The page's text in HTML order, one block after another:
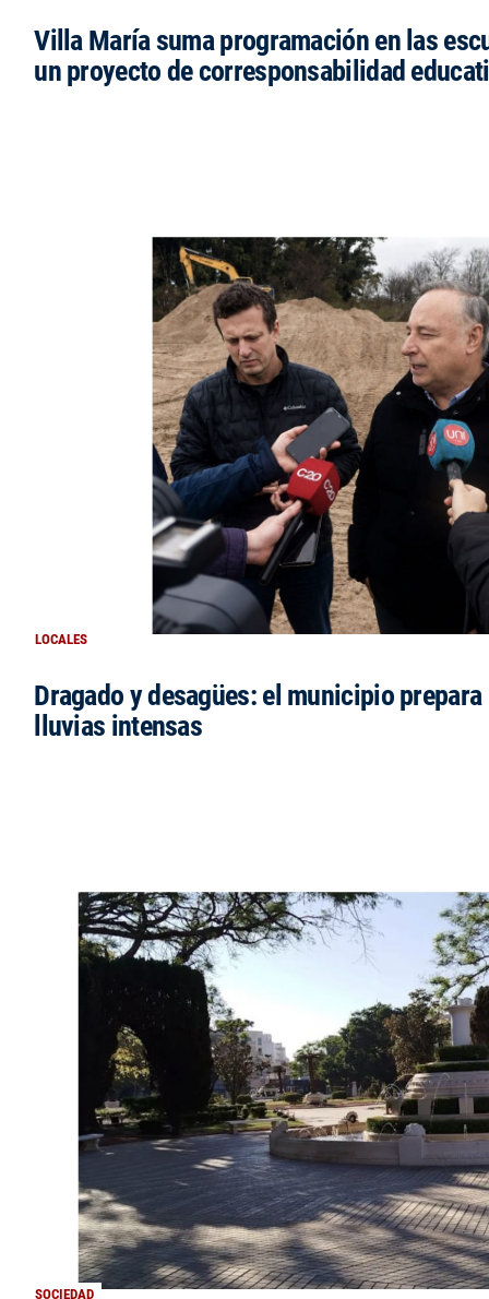
Villa María suma programación en las
un proyecto de corresponsabilidad
LOCALES
Dragado y desagües: el municipio
lluvias intensas
SOCIEDAD